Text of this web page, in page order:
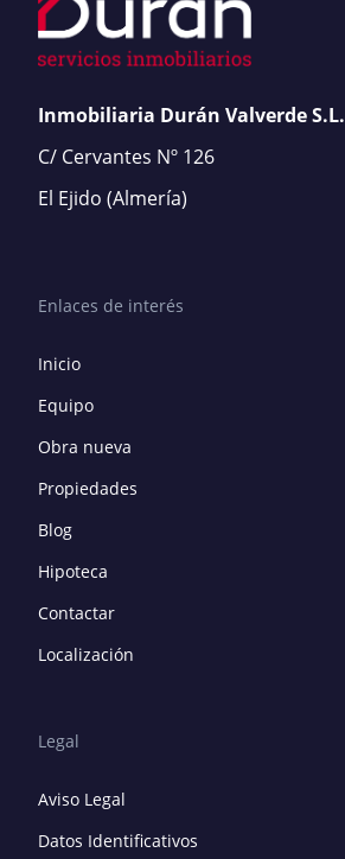
Inmobiliaria Durán Valverde S.L.
C/ Cervantes Nº 126
El Ejido (Almería)
Enlaces de interés
Inicio
Equipo
Obra nueva
Propiedades
Blog
Hipoteca
Contactar
Localización
Legal
Aviso Legal
Datos Identificativos